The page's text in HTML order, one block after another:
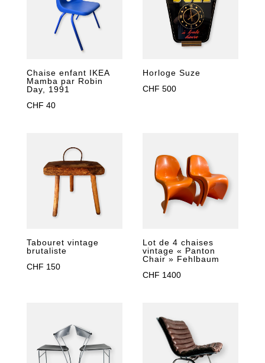
Chaise enfant IKEA
Mamba par Robin
Day, 1991
CHF 40
Horloge Suze
CHF 500
Tabouret vintage
brutaliste
CHF 150
Lot de 4 chaises
vintage « Panton
Chair » Fehlbaum
CHF 1400